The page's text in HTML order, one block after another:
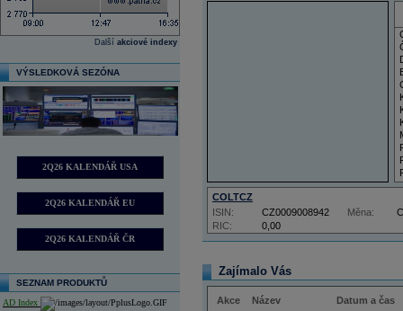
Další akciové indexy
VÝSLEDKOVÁ SEZÓNA
2Q26 KALENDÁŘ USA
2Q26 KALENDÁŘ EU
2Q26 KALENDÁŘ ČR
SEZNAM PRODUKTŮ
AD Index
COLTCZ
RIC: 0,00
ISIN: CZ0009008942 Měna:
Zajímalo Vás
Akce Název
Datum a čas